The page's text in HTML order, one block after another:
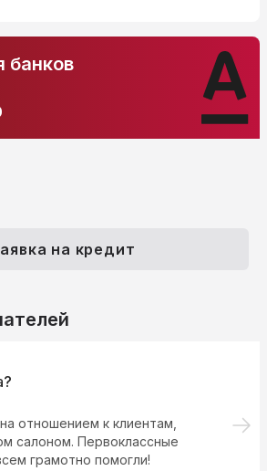
банков
на кредит
много, персонал адекватный